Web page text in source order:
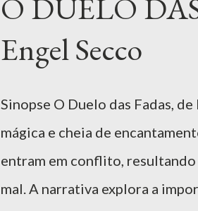
um lugar de descobertas e
Baixar Livro | Download
"Aventuras na Cozinha:
Daufemback Henrique e
gastronômica que convida os
culinária. O livro é uma
O DUELO
Engel Secco
Sinopse O Duelo das Fadas,
mágica e cheia de
entram em conflito,
mal. A narrativa explora a